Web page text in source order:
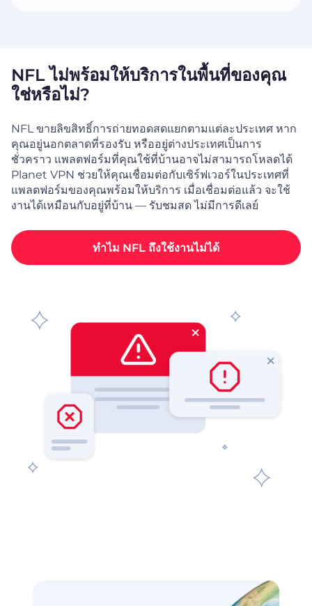
NFL ไม่พร้อมให้บริการในพื้นที่ของคุณ
ใช่หรือไม่?
NFL ขายลิขสิทธิ์การถ่ายทอดสดแยกตามแต่ละประเทศ หาก
คุณอยู่นอกตลาดที่รองรับ หรืออยู่ต่างประเทศเป็นการ
ชั่วคราว แพลตฟอร์มที่คุณใช้ที่บ้านอาจไม่สามารถโหลดได้
Planet VPN ช่วยให้คุณเชื่อมต่อกับเซิร์ฟเวอร์ในประเทศที่
แพลตฟอร์มของคุณพร้อมให้บริการ เมื่อเชื่อมต่อแล้ว จะใช้
งานได้เหมือนกับอยู่ที่บ้าน — รับชมสด ไม่มีการดีเลย์
ทำไม NFL ถึงใช้งานไม่ได้